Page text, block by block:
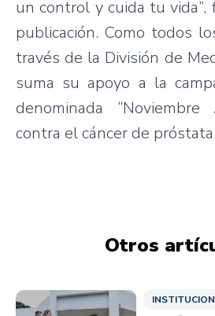
un control y cuida tu vida”,
publicación. Como todos
través de la División de
suma su apoyo a la
denominada
contra el cáncer de próstata.
Otros